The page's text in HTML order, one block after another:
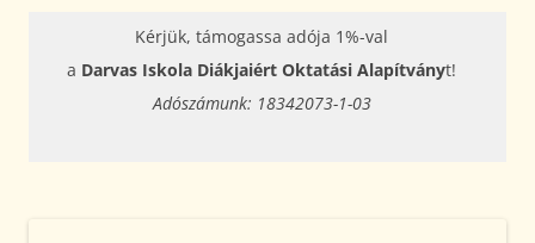
Kérjük, támogassa adója 1%-val
a Darvas Iskola Diákjaiért Oktatási Alapítványt!
Adószámunk: 18342073-1-03